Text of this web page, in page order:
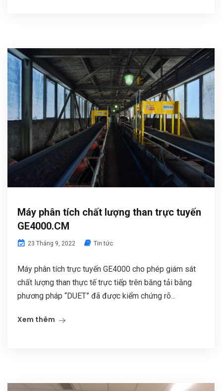
Máy phân tích chất lượng than trực tuyến
GE4000.CM
23 Tháng 9, 2022 Tin tức
Máy phân tích trực tuyến GE4000 cho phép giám sát
chất lượng than thực tế trực tiếp trên băng tải bằng
phương pháp “DUET” đã được kiểm chứng rõ...
Xem thêm